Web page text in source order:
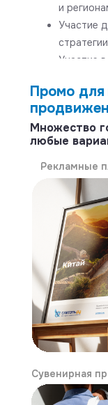
и
Участие
Участие
Рекламные
Сувенирная
Множество
любые
Промо для